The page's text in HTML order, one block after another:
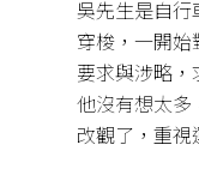
吳先生是自行
穿梭，一開
要求與涉略
他沒有想太多
改觀了，重視